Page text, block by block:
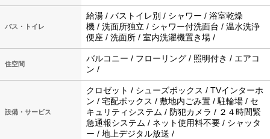
バス・トイレ
給湯 / バストイレ別 / シャワー / 浴室乾燥
機 / 洗面所独立 / シャワー付洗面台 / 温水洗浄
便座 / 洗面所 / 室内洗濯機置き場 /
住空間
バルコニー / フローリング / 照明付き / エアコ
ン /
設備・サービス
クロゼット / シューズボックス / TVインターホ
ン / 宅配ボックス / 敷地内ごみ置 / 駐輪場 / セ
キュリティシステム / 防犯カメラ / ２４時間緊
急通報システム / ネット使用料不要 / シャッタ
ー / 地上デジタル放送 /